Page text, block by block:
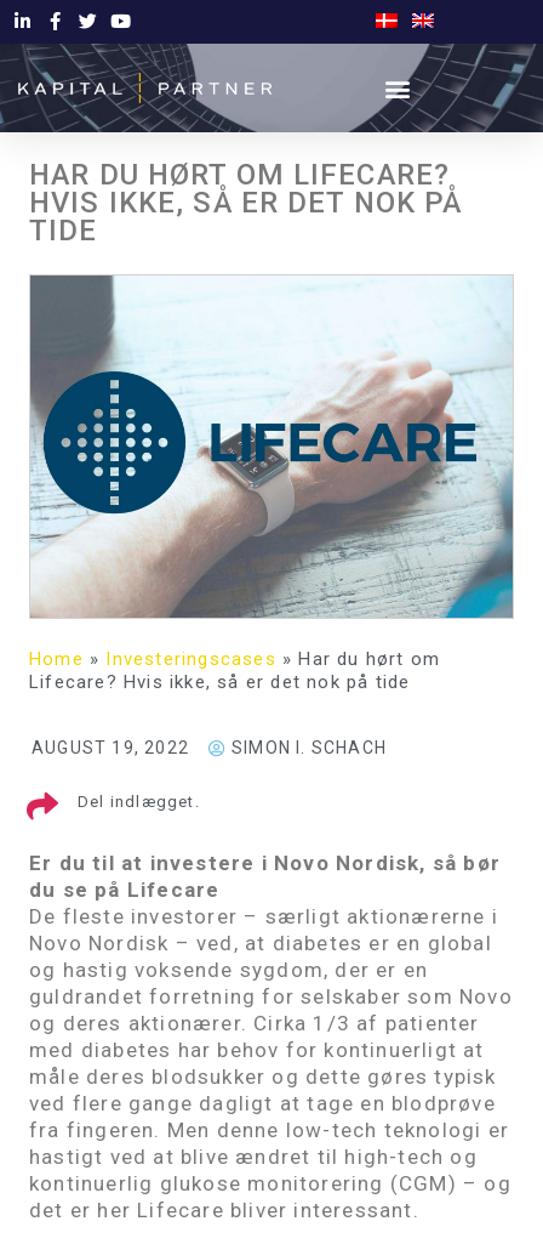
HAR DU HØRT OM LIFECARE?
HVIS IKKE, SÅ ER DET NOK PÅ
TIDE
Home » Investeringscases » Har du hørt om
Lifecare? Hvis ikke, så er det nok på tide
AUGUST 19, 2022 SIMON I. SCHACH
Del indlægget.
Er du til at investere i Novo Nordisk, så bør
du se på Lifecare
De fleste investorer – særligt aktionærerne i
Novo Nordisk – ved, at diabetes er en global
og hastig voksende sygdom, der er en
guldrandet forretning for selskaber som Novo
og deres aktionærer. Cirka 1/3 af patienter
med diabetes har behov for kontinuerligt at
måle deres blodsukker og dette gøres typisk
ved flere gange dagligt at tage en blodprøve
fra fingeren. Men denne low-tech teknologi er
hastigt ved at blive ændret til high-tech og
kontinuerlig glukose monitorering (CGM) – og
det er her Lifecare bliver interessant.